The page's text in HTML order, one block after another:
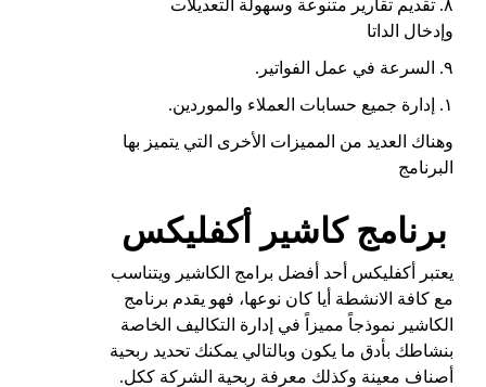
٨. تقديم تقارير متنوعة وسهولة التعديلات
وإدخال الداتا
٩. السرعة في عمل الفواتير.
١. إدارة جميع حسابات العملاء والموردين.
وهناك العديد من المميزات الأخرى التي يتميز بها
البرنامج
برنامج كاشير أكفليكس
يعتبر أكفليكس أحد أفضل برامج الكاشير ويتناسب
مع كافة الانشطة أيا كان نوعها، فهو يقدم برنامج
الكاشير نموذجاً مميزاً في إدارة التكاليف الخاصة
بنشاطك بأدق ما يكون وبالتالي يمكنك تحديد ربحية
أصناف معينة وكذلك معرفة ربحية الشركة ككل.